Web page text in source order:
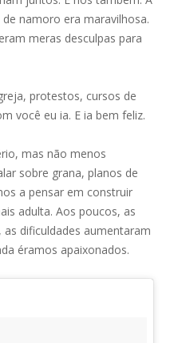
namoro era maravilhosa.
meras desculpas para
protestos, cursos de
você eu ia. E ia bem feliz.
mas não menos
sobre grana, planos de
a pensar em construir
adulta. Aos poucos, as
dificuldades aumentaram
éramos apaixonados.